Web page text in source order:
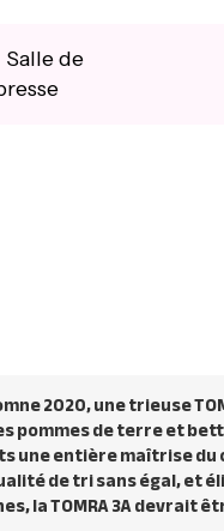
Salle de
2020, une trieuse
pommes de terre et
une entière maîtrise
de tri sans égal, et
la TOMRA 3A devrait